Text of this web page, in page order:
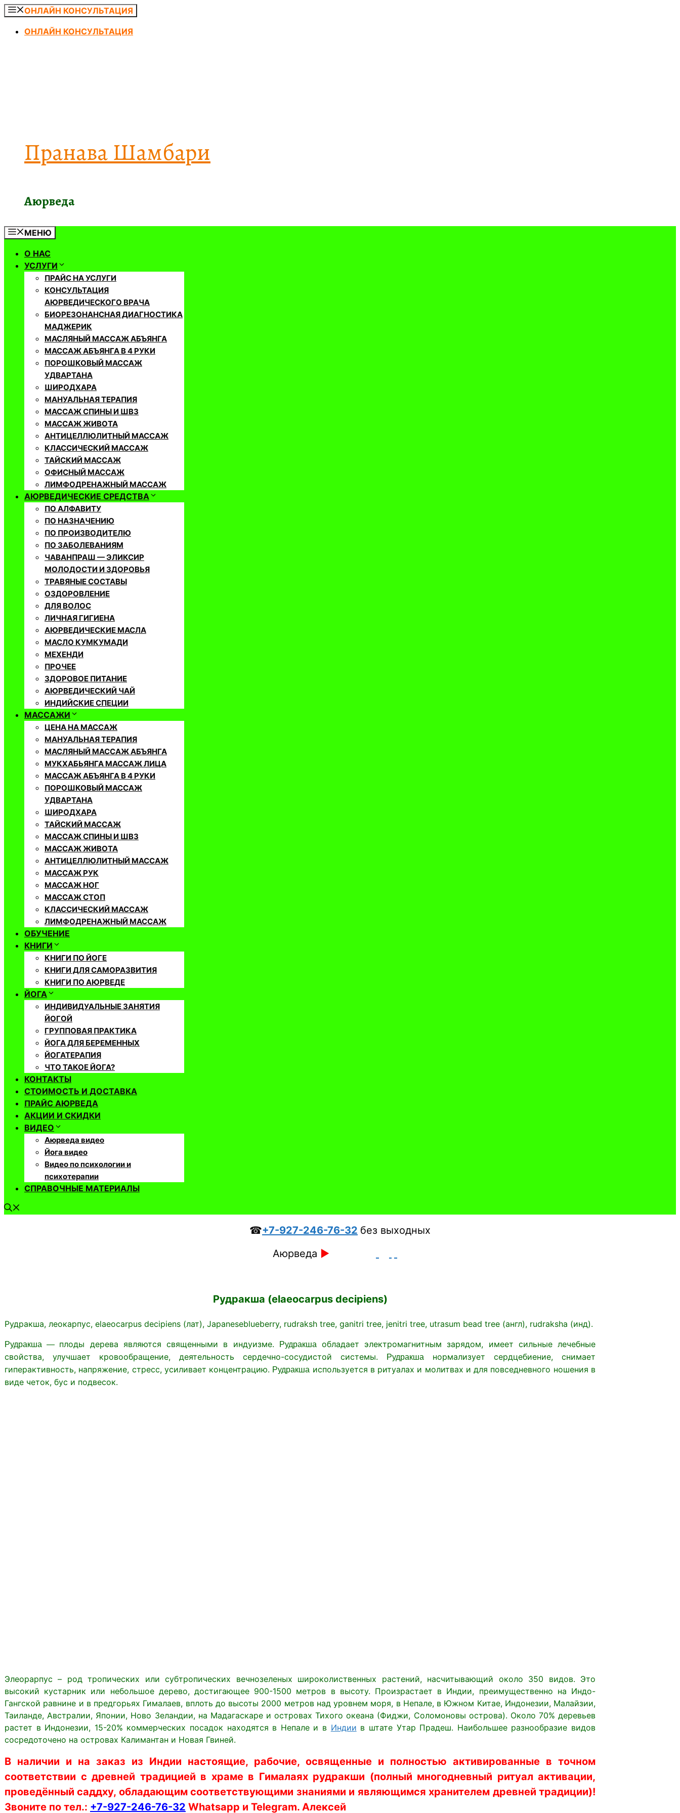
Перейти
содержимому
ОНЛАЙН КОНСУЛЬТАЦИЯ
ОНЛАЙН КОНСУЛЬТАЦИЯ
Пранава Шамбари
Аюрведа
МЕНЮ
О НАС
УСЛУГИ
ПРАЙС НА УСЛУГИ
КОНСУЛЬТАЦИЯ
АЮРВЕДИЧЕСКОГО ВРАЧА
БИОРЕЗОНАНСНАЯ ДИАГНОСТИКА
МАДЖЕРИК
МАСЛЯНЫЙ МАССАЖ АБЪЯНГА
МАССАЖ АБЪЯНГА В 4 РУКИ
ПОРОШКОВЫЙ МАССАЖ
УДВАРТАНА
ШИРОДХАРА
МАНУАЛЬНАЯ ТЕРАПИЯ
МАССАЖ СПИНЫ И ШВЗ
МАССАЖ ЖИВОТА
АНТИЦЕЛЛЮЛИТНЫЙ МАССАЖ
КЛАССИЧЕСКИЙ МАССАЖ
ТАЙСКИЙ МАССАЖ
ОФИСНЫЙ МАССАЖ
ЛИМФОДРЕНАЖНЫЙ МАССАЖ
АЮРВЕДИЧЕСКИЕ СРЕДСТВА
ПО АЛФАВИТУ
ПО НАЗНАЧЕНИЮ
ПО ПРОИЗВОДИТЕЛЮ
ПО ЗАБОЛЕВАНИЯМ
ЧАВАНПРАШ — ЭЛИКСИР
МОЛОДОСТИ И ЗДОРОВЬЯ
ТРАВЯНЫЕ СОСТАВЫ
ОЗДОРОВЛЕНИЕ
ДЛЯ ВОЛОС
ЛИЧНАЯ ГИГИЕНА
АЮРВЕДИЧЕСКИЕ МАСЛА
МАСЛО КУМКУМАДИ
МЕХЕНДИ
ПРОЧЕЕ
ЗДОРОВОЕ ПИТАНИЕ
АЮРВЕДИЧЕСКИЙ ЧАЙ
ИНДИЙСКИЕ СПЕЦИИ
МАССАЖИ
ЦЕНА НА МАССАЖ
МАНУАЛЬНАЯ ТЕРАПИЯ
МАСЛЯНЫЙ МАССАЖ АБЪЯНГА
МУКХАБЬЯНГА МАССАЖ ЛИЦА
МАССАЖ АБЪЯНГА В 4 РУКИ
ПОРОШКОВЫЙ МАССАЖ
УДВАРТАНА
ШИРОДХАРА
ТАЙСКИЙ МАССАЖ
МАССАЖ СПИНЫ И ШВЗ
МАССАЖ ЖИВОТА
АНТИЦЕЛЛЮЛИТНЫЙ МАССАЖ
МАССАЖ РУК
МАССАЖ НОГ
МАССАЖ СТОП
КЛАССИЧЕСКИЙ МАССАЖ
ЛИМФОДРЕНАЖНЫЙ МАССАЖ
ОБУЧЕНИЕ
КНИГИ
КНИГИ ПО ЙОГЕ
КНИГИ ДЛЯ САМОРАЗВИТИЯ
КНИГИ ПО АЮРВЕДЕ
ЙОГА
ИНДИВИДУАЛЬНЫЕ ЗАНЯТИЯ
ЙОГОЙ
ГРУППОВАЯ ПРАКТИКА
ЙОГА ДЛЯ БЕРЕМЕННЫХ
ЙОГАТЕРАПИЯ
ЧТО ТАКОЕ ЙОГА?
КОНТАКТЫ
СТОИМОСТЬ И ДОСТАВКА
ПРАЙС АЮРВЕДА
АКЦИИ И СКИДКИ
ВИДЕО
Аюрведа видео
Йога видео
Видео по психологии и
психотерапии
СПРАВОЧНЫЕ МАТЕРИАЛЫ
☎+7-927-246-76-32 без выходных
Аюрведа ►
Рудракша (elaeocarpus decipiens)
Рудракша, леокарпус, elaeocarpus decipiens (лат), Japaneseblueberry, rudraksh tree, ganitri tree, jenitri tree, utrasum bead tree (англ), rudraksha (инд).
Рудракша — плоды дерева являются священными в индуизме. Рудракша
обладает электромагнитным зарядом, имеет сильные лечебные
свойства, улучшает кровообращение, деятельность сердечно-сосудистой системы.
Рудракша
нормализует сердцебиение, снимает
гиперактивность, напряжение, стресс, усиливает концентрацию. Рудракша используется в ритуалах и молитвах и для повседневного ношения в
виде четок, бус и подвесок.
Элеорарпус – род тропических или субтропических вечнозеленых широколиственных растений, насчитывающий около 350 видов. Это
высокий кустарник или небольшое дерево, достигающее 900-1500 метров в высоту. Произрастает в Индии, преимущественно на Индо-
Гангской равнине и в предгорьях Гималаев, вплоть до высоты 2000 метров над уровнем моря, в Непале, в Южном Китае, Индонезии, Малайзии,
Таиланде, Австралии, Японии, Ново Зеландии, на Мадагаскаре и островах Тихого океана (Фиджи, Соломоновы острова). Около 70% деревьев
растет в Индонезии, 15-20% коммерческих посадок находятся в Непале и в Индии в штате Утар Прадеш. Наибольшее разнообразие видов
сосредоточено на островах Калимантан и Новая Гвиней.
В наличии и на заказ из Индии настоящие, рабочие, освященные и полностью активированные в точном
соответствии с древней традицией в храме в Гималаях рудракши (полный многодневный ритуал активации,
проведённый саддху, обладающим соответствующими знаниями и являющимся хранителем древней традиции)!
Звоните по тел.: +7-927-246-76-32 Whatsapp и Telegram. Алексей